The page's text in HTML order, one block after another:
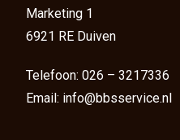
Marketing 1
6921 RE Duiven
Telefoon: 026 – 3217336
Email: info@bbsservice.nl